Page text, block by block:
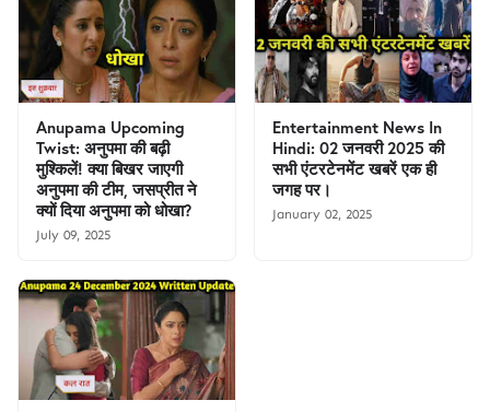
Anupama Upcoming
Twist: अनुपमा की बढ़ी
मुश्किलें! क्या बिखर जाएगी
अनुपमा की टीम, जसप्रीत ने
क्यों दिया अनुपमा को धोखा?
July 09, 2025
Entertainment News In
Hindi: 02 जनवरी 2025 की
सभी एंटरटेनमेंट खबरें एक ही
जगह पर।
January 02, 2025